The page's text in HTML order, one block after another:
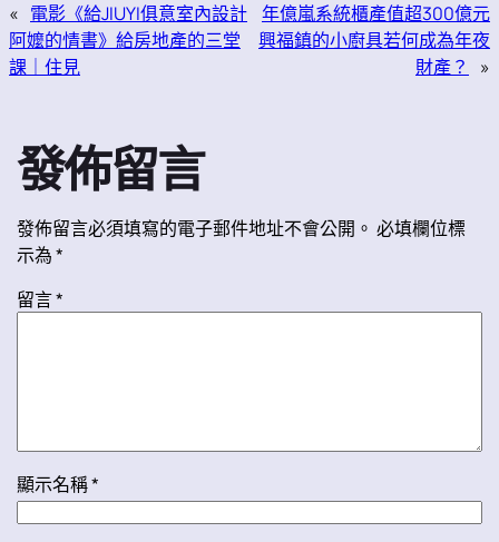
« 電影《給JIUYI俱意室內設計
阿嬤的情書》給房地產的三堂
課｜住見
年億嵐系統櫃產值超300億元
興福鎮的小廚具若何成為年夜
財產？
»
發佈留言
發佈留言必須填寫的電子郵件地址不會公開。 必填欄位標
示為*
留言*
顯示名稱*